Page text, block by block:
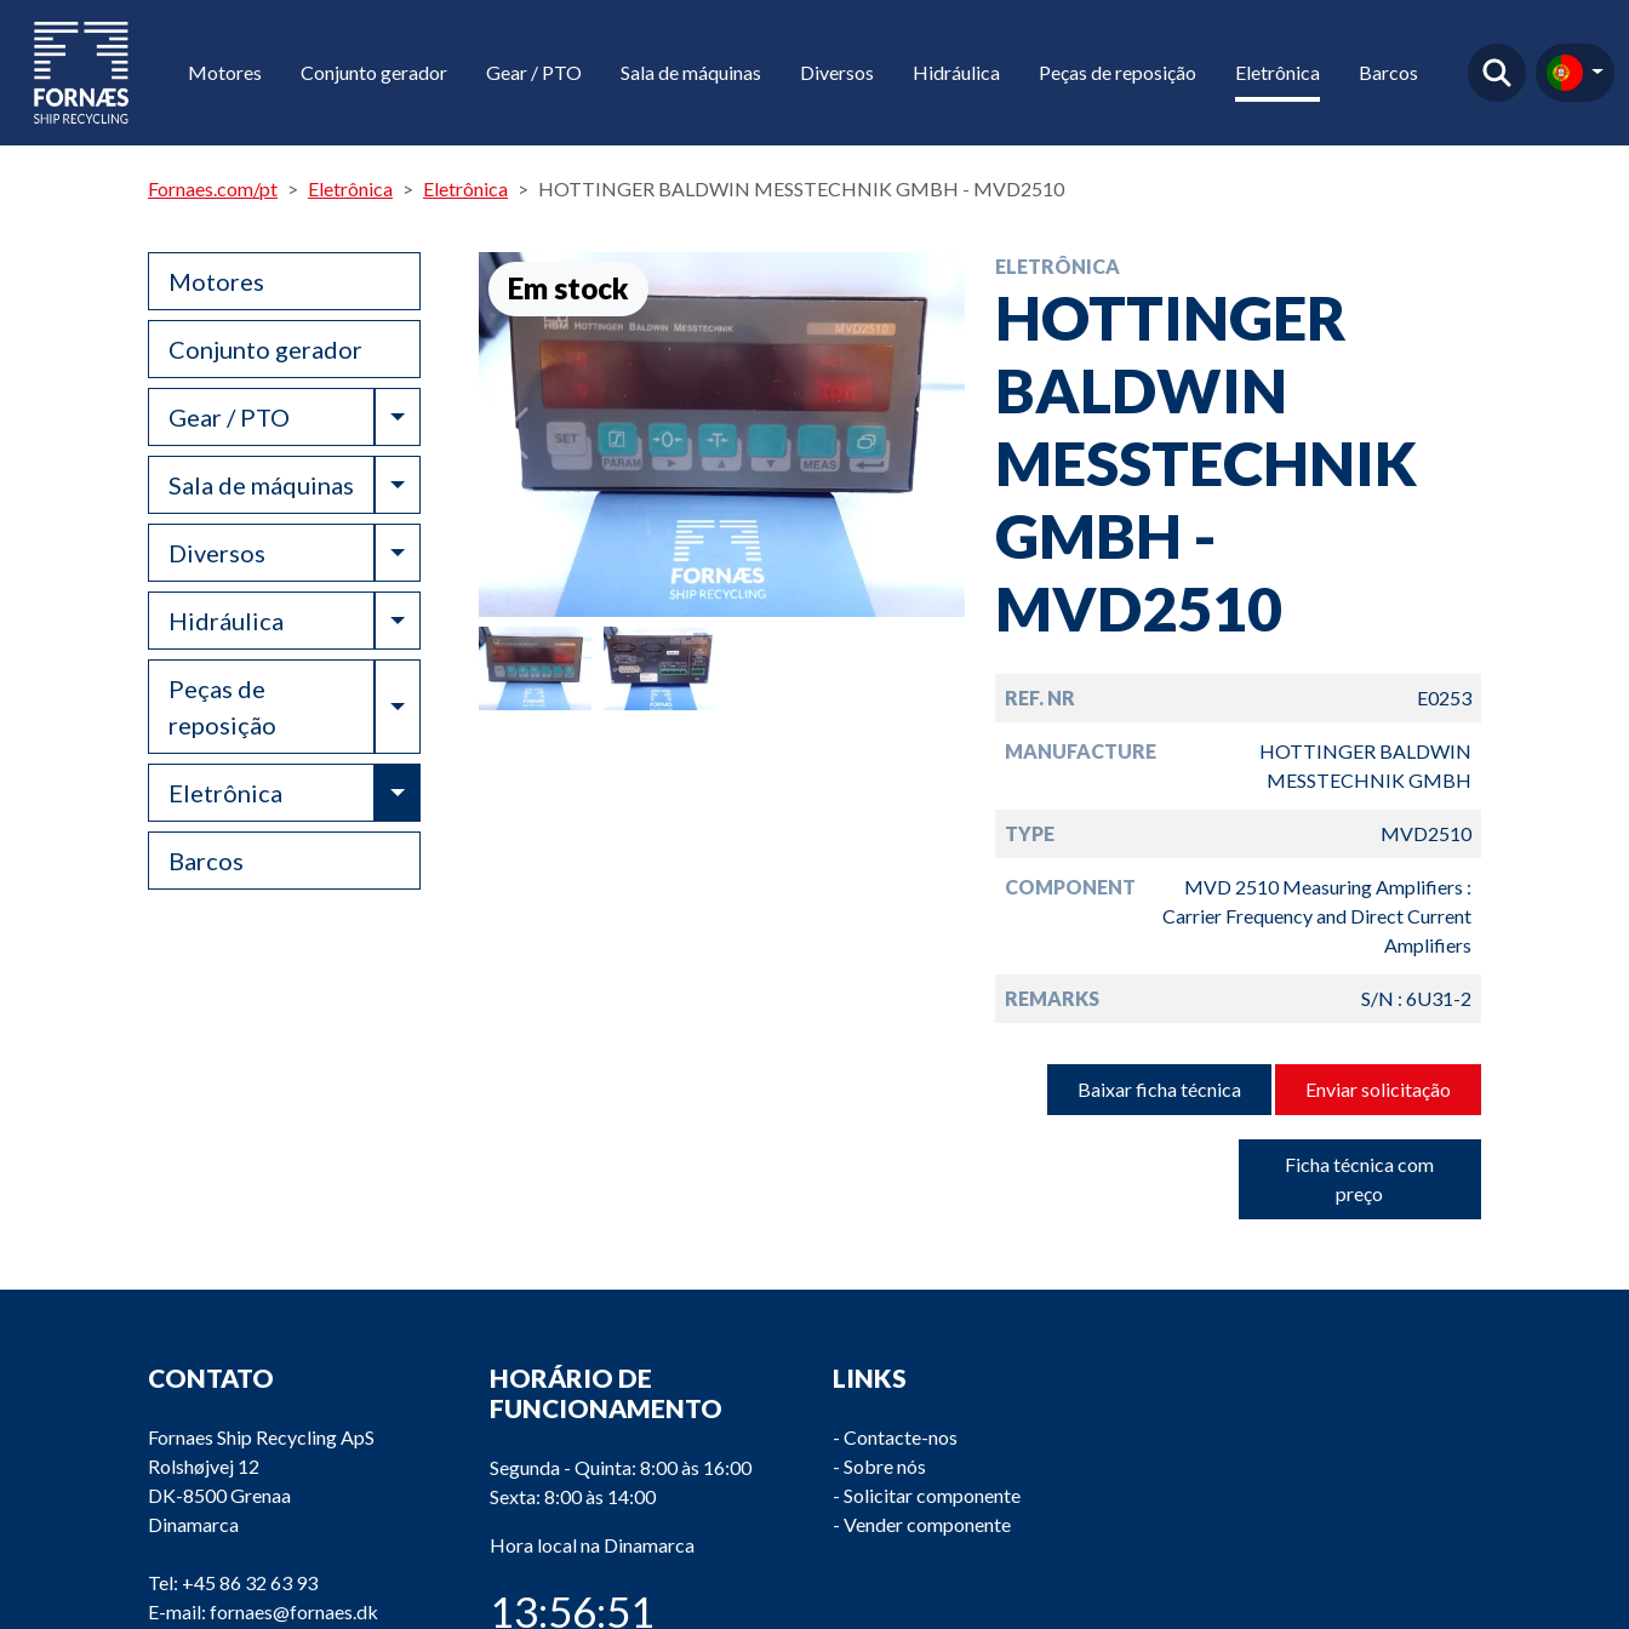
Motores Conjunto gerador Gear / PTO Sala de máquinas Diversos Hidráulica Peças de reposição Eletrônica Barcos
Fornaes.com/pt Eletrônica Eletrônica HOTTINGER BALDWIN MESSTECHNIK GMBH - MVD2510
Motores
Conjunto gerador
Gear / PTO Toggle Dropdown
Sala de máquinas Toggle Dropdown
Diversos Toggle Dropdown
Hidráulica Toggle Dropdown
Peças de
reposição
Toggle Dropdown
Eletrônica Toggle Dropdown
Barcos
Em stock
ELETRÔNICA
HOTTINGER
BALDWIN
MESSTECHNIK
GMBH -
MVD2510
REF. NR E0253
MANUFACTURE
HOTTINGER BALDWIN
MESSTECHNIK GMBH
TYPE MVD2510
COMPONENT
MVD 2510 Measuring Amplifiers :
Carrier Frequency and Direct Current
Amplifiers
REMARKS S/N : 6U31-2
Baixar ficha técnica Enviar solicitação
Ficha técnica com
preço
CONTATO
Fornaes Ship Recycling ApS
Rolshøjvej 12
DK-8500 Grenaa
Dinamarca
Tel: +45 86 32 63 93
E-mail: fornaes@fornaes.dk
HORÁRIO DE
FUNCIONAMENTO
Segunda - Quinta: 8:00 às 16:00
Sexta: 8:00 às 14:00
Hora local na Dinamarca
13:56:52
LINKS
- Contacte-nos
- Sobre nós
- Solicitar componente
- Vender componente